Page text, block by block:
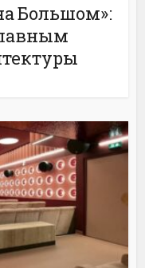
Большом»: